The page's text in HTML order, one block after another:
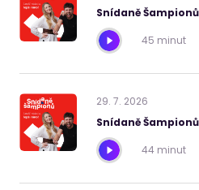
Snídaně
45 minut
29. 7. 2026
Snídaně
44 minut